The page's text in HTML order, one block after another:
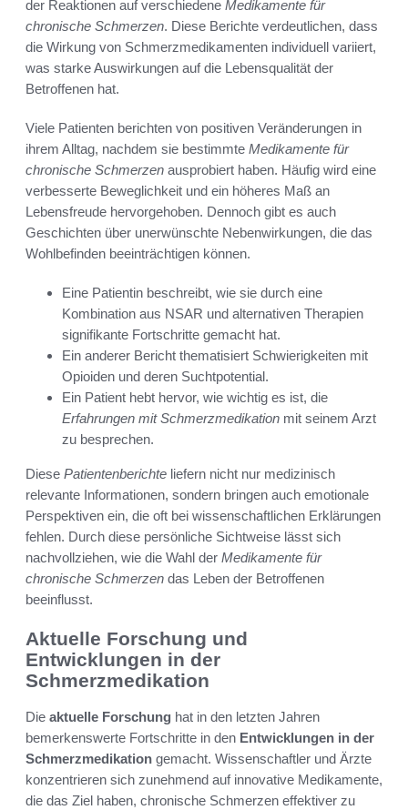
der Reaktionen auf verschiedene Medikamente für
chronische Schmerzen. Diese Berichte verdeutlichen, dass
die Wirkung von Schmerzmedikamenten individuell variiert,
was starke Auswirkungen auf die Lebensqualität der
Betroffenen hat.
Viele Patienten berichten von positiven Veränderungen in
ihrem Alltag, nachdem sie bestimmte Medikamente für
chronische Schmerzen ausprobiert haben. Häufig wird eine
verbesserte Beweglichkeit und ein höheres Maß an
Lebensfreude hervorgehoben. Dennoch gibt es auch
Geschichten über unerwünschte Nebenwirkungen, die das
Wohlbefinden beeinträchtigen können.
Eine Patientin beschreibt, wie sie durch eine
Kombination aus NSAR und alternativen Therapien
signifikante Fortschritte gemacht hat.
Ein anderer Bericht thematisiert Schwierigkeiten mit
Opioiden und deren Suchtpotential.
Ein Patient hebt hervor, wie wichtig es ist, die
Erfahrungen mit Schmerzmedikation mit seinem Arzt
zu besprechen.
Diese Patientenberichte liefern nicht nur medizinisch
relevante Informationen, sondern bringen auch emotionale
Perspektiven ein, die oft bei wissenschaftlichen Erklärungen
fehlen. Durch diese persönliche Sichtweise lässt sich
nachvollziehen, wie die Wahl der Medikamente für
chronische Schmerzen das Leben der Betroffenen
beeinflusst.
Aktuelle Forschung und
Entwicklungen in der
Schmerzmedikation
Die aktuelle Forschung hat in den letzten Jahren
bemerkenswerte Fortschritte in den Entwicklungen in der
Schmerzmedikation gemacht. Wissenschaftler und Ärzte
konzentrieren sich zunehmend auf innovative Medikamente,
die das Ziel haben, chronische Schmerzen effektiver zu